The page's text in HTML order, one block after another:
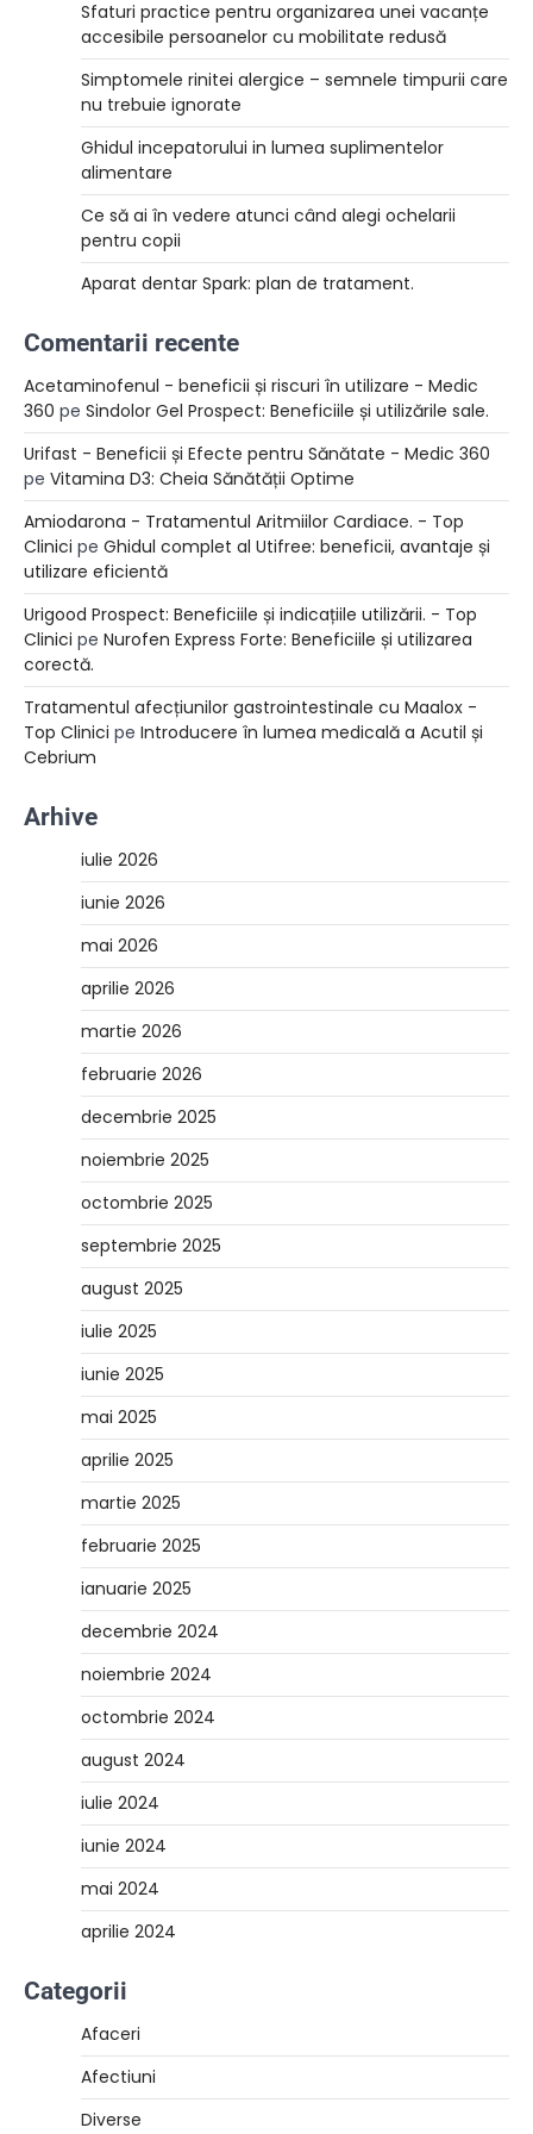
Sfaturi practice pentru organizarea unei vacanțe
accesibile persoanelor cu mobilitate redusă
Simptomele rinitei alergice – semnele timpurii care
nu trebuie ignorate
Ghidul incepatorului in lumea suplimentelor
alimentare
Ce să ai în vedere atunci când alegi ochelarii
pentru copii
Aparat dentar Spark: plan de tratament.
Comentarii recente
Acetaminofenul - beneficii și riscuri în utilizare - Medic
360 pe Sindolor Gel Prospect: Beneficiile și utilizările sale.
Urifast - Beneficii și Efecte pentru Sănătate - Medic 360
pe Vitamina D3: Cheia Sănătății Optime
Amiodarona - Tratamentul Aritmiilor Cardiace. - Top
Clinici pe Ghidul complet al Utifree: beneficii, avantaje și
utilizare eficientă
Urigood Prospect: Beneficiile și indicațiile utilizării. - Top
Clinici pe Nurofen Express Forte: Beneficiile și utilizarea
corectă.
Tratamentul afecțiunilor gastrointestinale cu Maalox -
Top Clinici pe Introducere în lumea medicală a Acutil și
Cebrium
Arhive
iulie 2026
iunie 2026
mai 2026
aprilie 2026
martie 2026
februarie 2026
decembrie 2025
noiembrie 2025
octombrie 2025
septembrie 2025
august 2025
iulie 2025
iunie 2025
mai 2025
aprilie 2025
martie 2025
februarie 2025
ianuarie 2025
decembrie 2024
noiembrie 2024
octombrie 2024
august 2024
iulie 2024
iunie 2024
mai 2024
aprilie 2024
Categorii
Afaceri
Afectiuni
Diverse